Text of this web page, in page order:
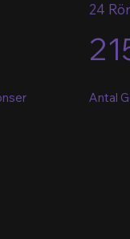
24 Rör
Antal